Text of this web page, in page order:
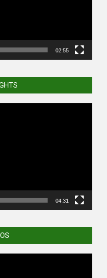
02:55
04:31